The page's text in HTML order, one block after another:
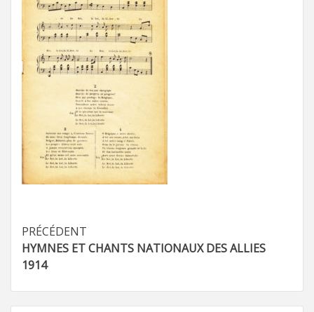
Navigation
d’article
PRÉCÉDENT
HYMNES ET CHANTS NATIONAUX DES ALLIES
1914